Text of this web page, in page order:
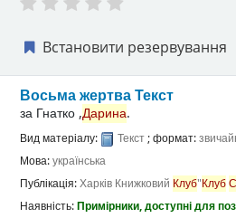
Встановити резервування
Восьма жертваТекст
за Гнатко ,Дарина.
Вид матеріалу: Текст; формат:
Мова:українська
Публікація:Харків Книжковий Клуб"Клуб
Наявність:Примірники, доступні для